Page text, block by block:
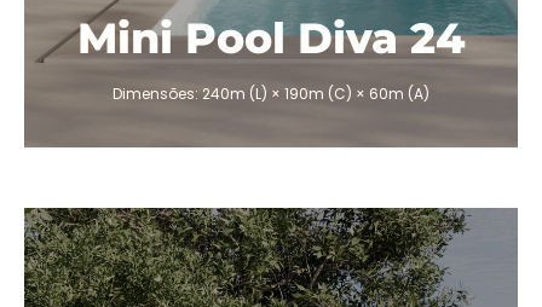
Mini Pool Diva 24
Dimensões: 240m (L) × 190m (C) × 60m (A)
mini-pool-diva-relax-
25